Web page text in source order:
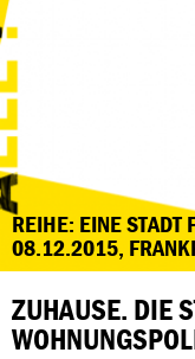
REIHE: EINE STADT
08.12.2015,
ZUHAUSE. DIE